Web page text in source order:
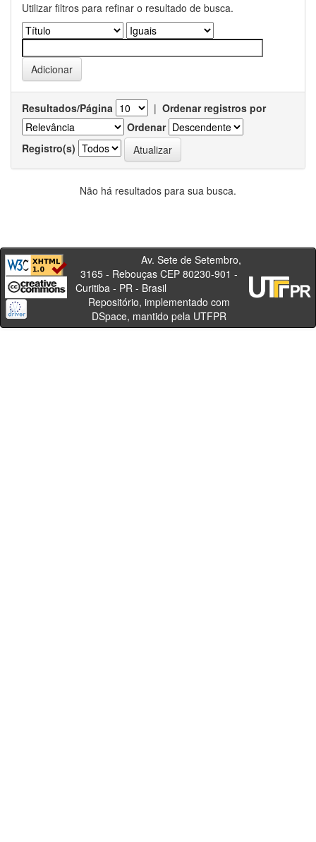
Utilizar filtros para refinar o resultado de busca.
Resultados/Página | Ordenar registros por
Ordenar
Registro(s)
Não há resultados para sua busca.
Av. Sete de Setembro,
3165 - Rebouças CEP 80230-901 -
Curitiba - PR - Brasil
Repositório, implementado com
DSpace, mantido pela UTFPR